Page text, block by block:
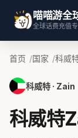
喵喵游全
全球话费充值
首页 国家 科威
科威特 · Zain
科威特